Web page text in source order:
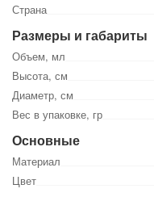
Страна
Размеры и габариты
Объем, мл
Высота, см
Диаметр, см
Вес в упаковке, гр
Основные
Материал
Цвет